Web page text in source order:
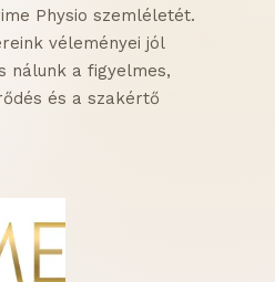
Physio szemléletét.
véleményei jól
nálunk a figyelmes,
és a szakértő